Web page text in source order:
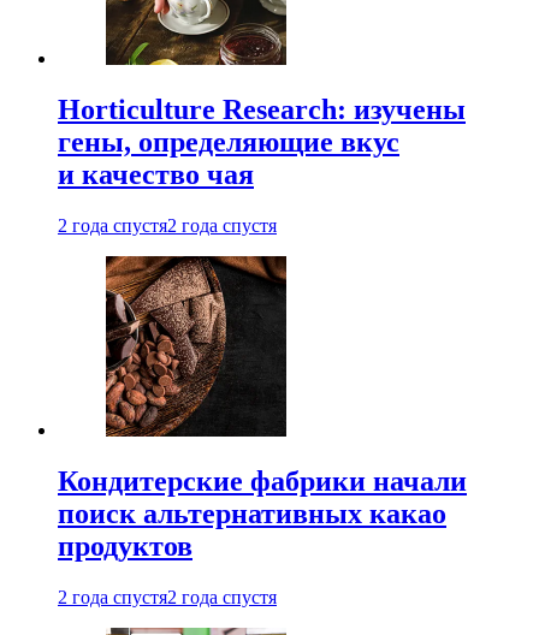
Horticulture Research: изучены
гены, определяющие вкус
и качество чая
2 года спустя2 года спустя
Кондитерские фабрики начали
поиск альтернативных какао
продуктов
2 года спустя2 года спустя